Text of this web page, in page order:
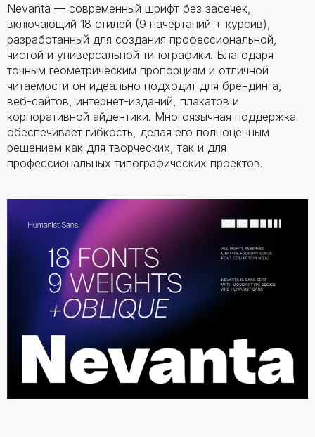
Nevanta — современный шрифт без засечек,
включающий 18 стилей (9 начертаний + курсив),
разработанный для создания профессиональной,
чистой и универсальной типографики. Благодаря
точным геометрическим пропорциям и отличной
читаемости он идеально подходит для брендинга,
веб-сайтов, интернет-изданий, плакатов и
корпоративной айдентики. Многоязычная поддержка
обеспечивает гибкость, делая его полноценным
решением как для творческих, так и для
профессиональных типографических проектов.